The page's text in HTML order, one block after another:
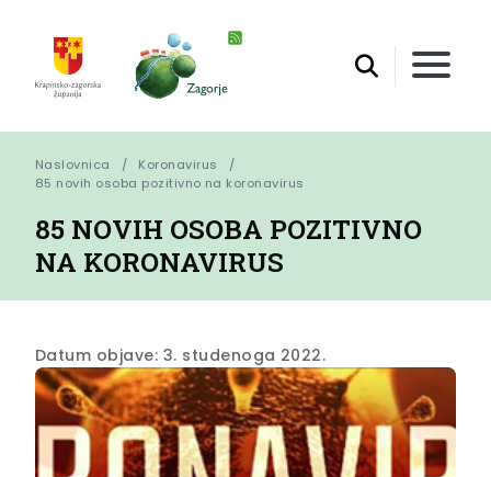
Naslovnica
Koronavirus
85 novih osoba pozitivno na koronavirus
85 NOVIH OSOBA POZITIVNO
NA KORONAVIRUS
Datum objave: 3. studenoga 2022.